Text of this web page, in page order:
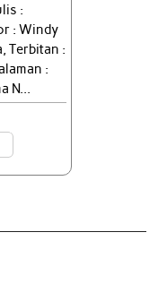
:
: Windy
Terbitan :
:
N...